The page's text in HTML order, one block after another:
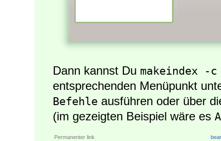
Dann kannst Du makeindex -c
entsprechenden Menüpunkt
Befehle ausführen oder über
(im gezeigten Beispiel wäre es
Permanenter link